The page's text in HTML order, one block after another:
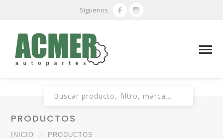
Síguenos
Buscar:
PRODUCTOS
INICIO PRODUCTOS